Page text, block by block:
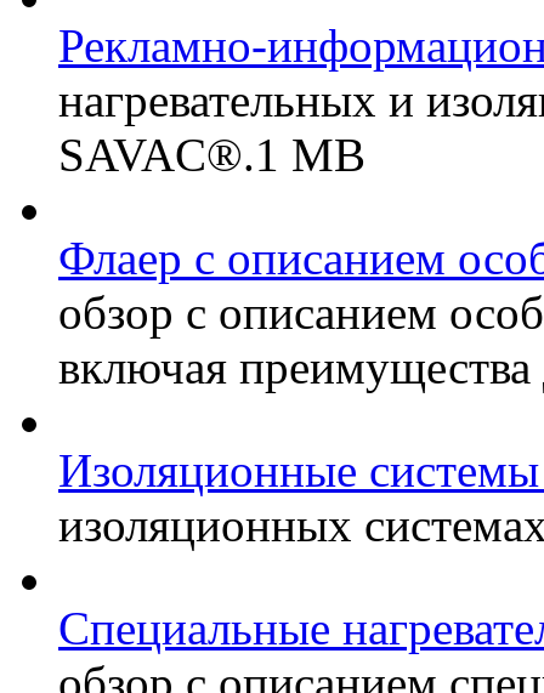
Рекламно-
нагревательных и
SAVAC®.1 MB
Флаер с описанием
обзор с описанием
включая преимущества
Изоляционные
изоляционных
Специальные
обзор с описанием